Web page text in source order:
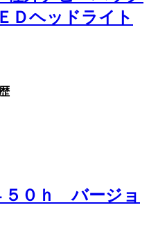
ヘッドライト
５０ｈ バージョ